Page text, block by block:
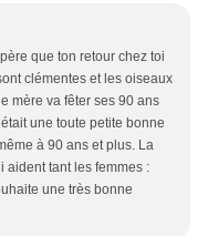
que ton retour chez toi
clémentes et les oiseaux
mère va fêter ses 90 ans
une toute petite bonne
à 90 ans et plus. La
aident tant les femmes :
une très bonne